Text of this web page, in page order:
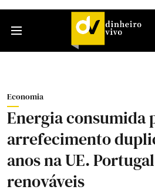
Economia
Energia consumida
arrefecimento
anos na UE.
renováveis